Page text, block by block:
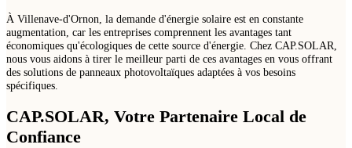
À Villenave-d'Ornon, la demande d'énergie solaire est en constante
augmentation, car les entreprises comprennent les avantages tant
économiques qu'écologiques de cette source d'énergie. Chez CAP.SOLAR,
nous vous aidons à tirer le meilleur parti de ces avantages en vous offrant
des solutions de panneaux photovoltaïques adaptées à vos besoins
spécifiques.
CAP.SOLAR, Votre Partenaire Local de
Confiance